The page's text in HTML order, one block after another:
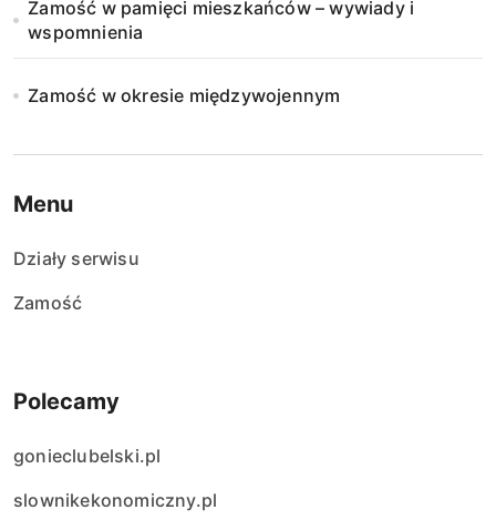
Zamość w pamięci mieszkańców – wywiady i
wspomnienia
Zamość w okresie międzywojennym
Menu
Działy serwisu
Zamość
Polecamy
gonieclubelski.pl
slownikekonomiczny.pl